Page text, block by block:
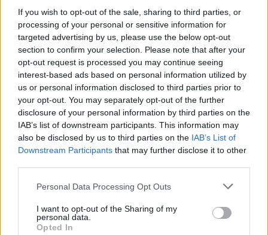
If you wish to opt-out of the sale, sharing to third parties, or
processing of your personal or sensitive information for
targeted advertising by us, please use the below opt-out
section to confirm your selection. Please note that after your
opt-out request is processed you may continue seeing
interest-based ads based on personal information utilized by
us or personal information disclosed to third parties prior to
your opt-out. You may separately opt-out of the further
disclosure of your personal information by third parties on the
IAB’s list of downstream participants. This information may
also be disclosed by us to third parties on the IAB’s List of
Downstream Participants that may further disclose it to other
Personal Data Processing Opt Outs
I want to opt-out of the Sharing of my
personal data.
Opted In
A tó partján a területet fenntartó Vízügy több mint 2700
négyzetméteres területet jelölt ki a kutyastrand számára, így a parton
kényelmesen elférhetnek a kutyák és gazdik. A felhőtlen, ugyanakkor
biztonságos időtöltésről a parton kerítés, míg a vízen bójasor
gondoskodik.
A tó vize a parton egészen sekély és fokozatosan mélyül, így a
vízben bizonytalanabb kutyák is biztonságban érezhetik magukat.
Agility akadályokat helyeztek el a mozgékony kutyusok számára, de
rengeteg facsemetét is ültettek az önkéntes segítőkkel karöltve, amik
az árnyékról gondoskodnak.
Kőszegen, a vasúti mgállóhelynél található a strand, amely